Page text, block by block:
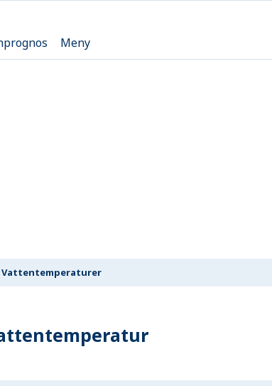
Meny
Vattentemperaturer